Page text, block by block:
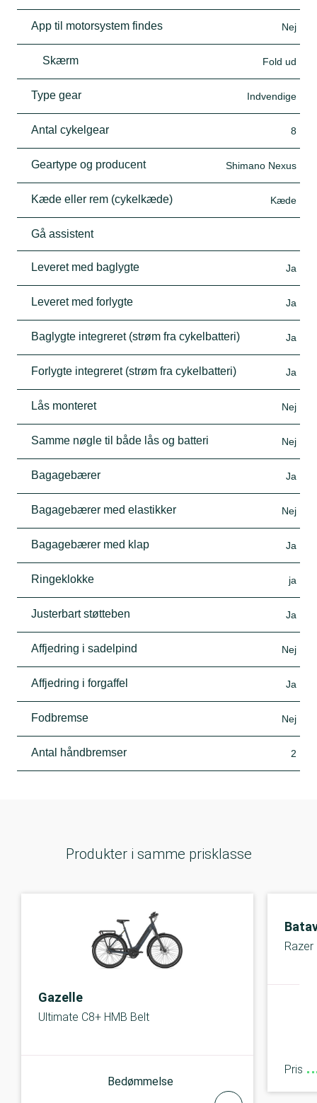
App til motorsystem findes Nej
Skærm Fold ud
Type gear Indvendige
Antal cykelgear 8
Geartype og producent Shimano Nexus
Kæde eller rem (cykelkæde) Kæde
Gå assistent
Leveret med baglygte Ja
Leveret med forlygte Ja
Baglygte integreret (strøm fra cykelbatteri) Ja
Forlygte integreret (strøm fra cykelbatteri) Ja
Lås monteret Nej
Samme nøgle til både lås og batteri Nej
Bagagebærer Ja
Bagagebærer med elastikker Nej
Bagagebærer med klap Ja
Ringeklokke ja
Justerbart støtteben Ja
Affjedring i sadelpind Nej
Affjedring i forgaffel Ja
Fodbremse Nej
Antal håndbremser 2
Produkter i samme prisklasse
Gazelle
Ultimate C8+ HMB Belt
Bedømmelse
Razer
Pris